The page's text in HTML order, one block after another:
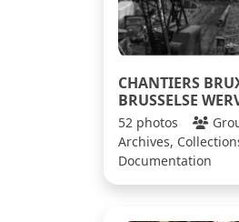
CHANTIERS
BRUSSELSE
52 photos
Archives,
Documentation